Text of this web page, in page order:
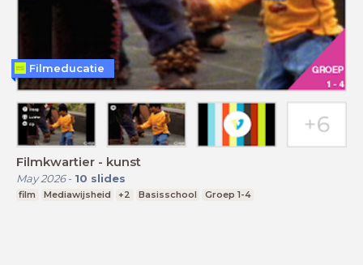
Filmkwartier - kunst
May 2026- 10 slides
film Mediawijsheid +2 Basisschool Groep 1-4
Filmeducatie